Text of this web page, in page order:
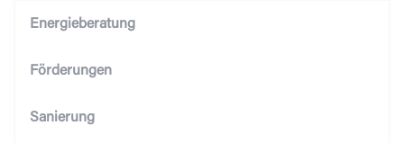
Energieberatung
Förderungen
Sanierung